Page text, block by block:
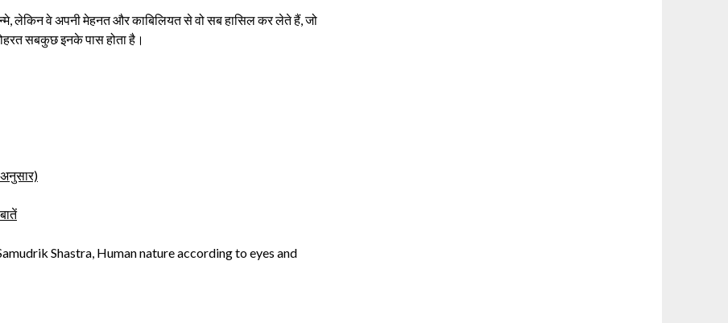
लेकिन वे अपनी मेहनत और काबिलियत से वो सब हासिल कर लेते हैं, जो
सबकुछ इनके पास होता है।
Shastra, Human nature according to eyes and